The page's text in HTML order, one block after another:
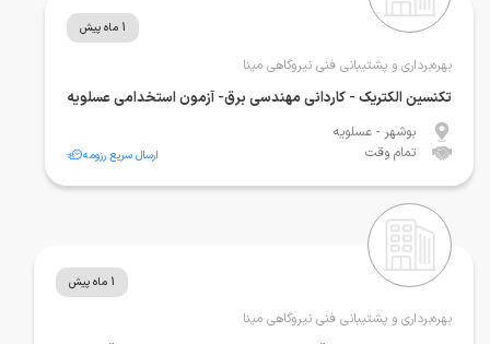
1 ماه پیش
بهره‌برداری و پشتیبانی فنی نیروگاهی مپنا
تکنسین الکتریک - کاردانی مهندسی برق- آزمون استخدامی عسلویه
بوشهر - عسلویه
تمام وقت
ارسال سریع رزومه
1 ماه پیش
بهره‌برداری و پشتیبانی فنی نیروگاهی مپنا